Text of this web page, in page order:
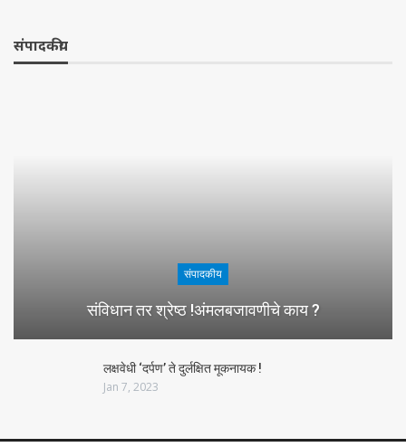
संपादकीय
संपादकीय
संविधान तर श्रेष्ठ !अंमलबजावणीचे काय ?
लक्षवेधी ‘दर्पण’ ते दुर्लक्षित मूकनायक !
Jan 7, 2023